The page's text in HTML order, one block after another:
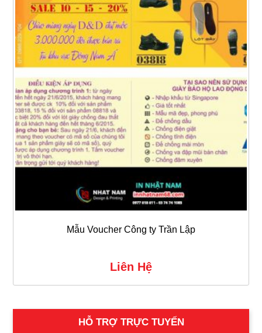
Mẫu Voucher Công ty Trần Lập
Liên Hệ
HỖ TRỢ TRỰC TUYẾN